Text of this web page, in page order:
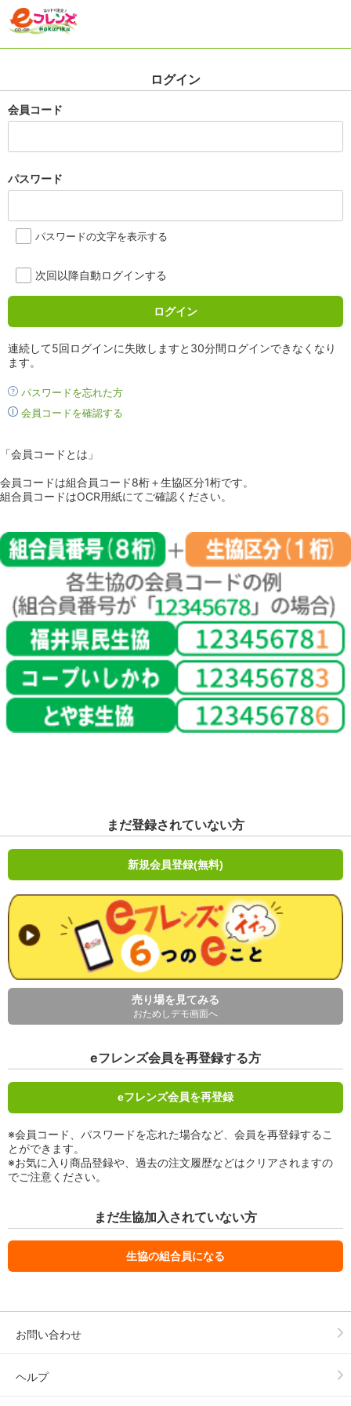
ログイン
会員コード
パスワード
パスワードの文字を表示する
次回以降自動ログインする
ログイン
連続して5回ログインに失敗しますと30分間ログインできなくなり
ます。
パスワードを忘れた方
会員コードを確認する
「会員コードとは」
会員コードは組合員コード8桁＋生協区分1桁です。
組合員コードはOCR用紙にてご確認ください。
まだ登録されていない方
新規会員登録(無料)
売り場を見てみる
おためしデモ画面へ
eフレンズ会員を再登録する方
eフレンズ会員を再登録
※会員コード、パスワードを忘れた場合など、会員を再登録するこ
とができます。
※お気に入り商品登録や、過去の注文履歴などはクリアされますの
でご注意ください。
まだ生協加入されていない方
生協の組合員になる
お問い合わせ
ヘルプ